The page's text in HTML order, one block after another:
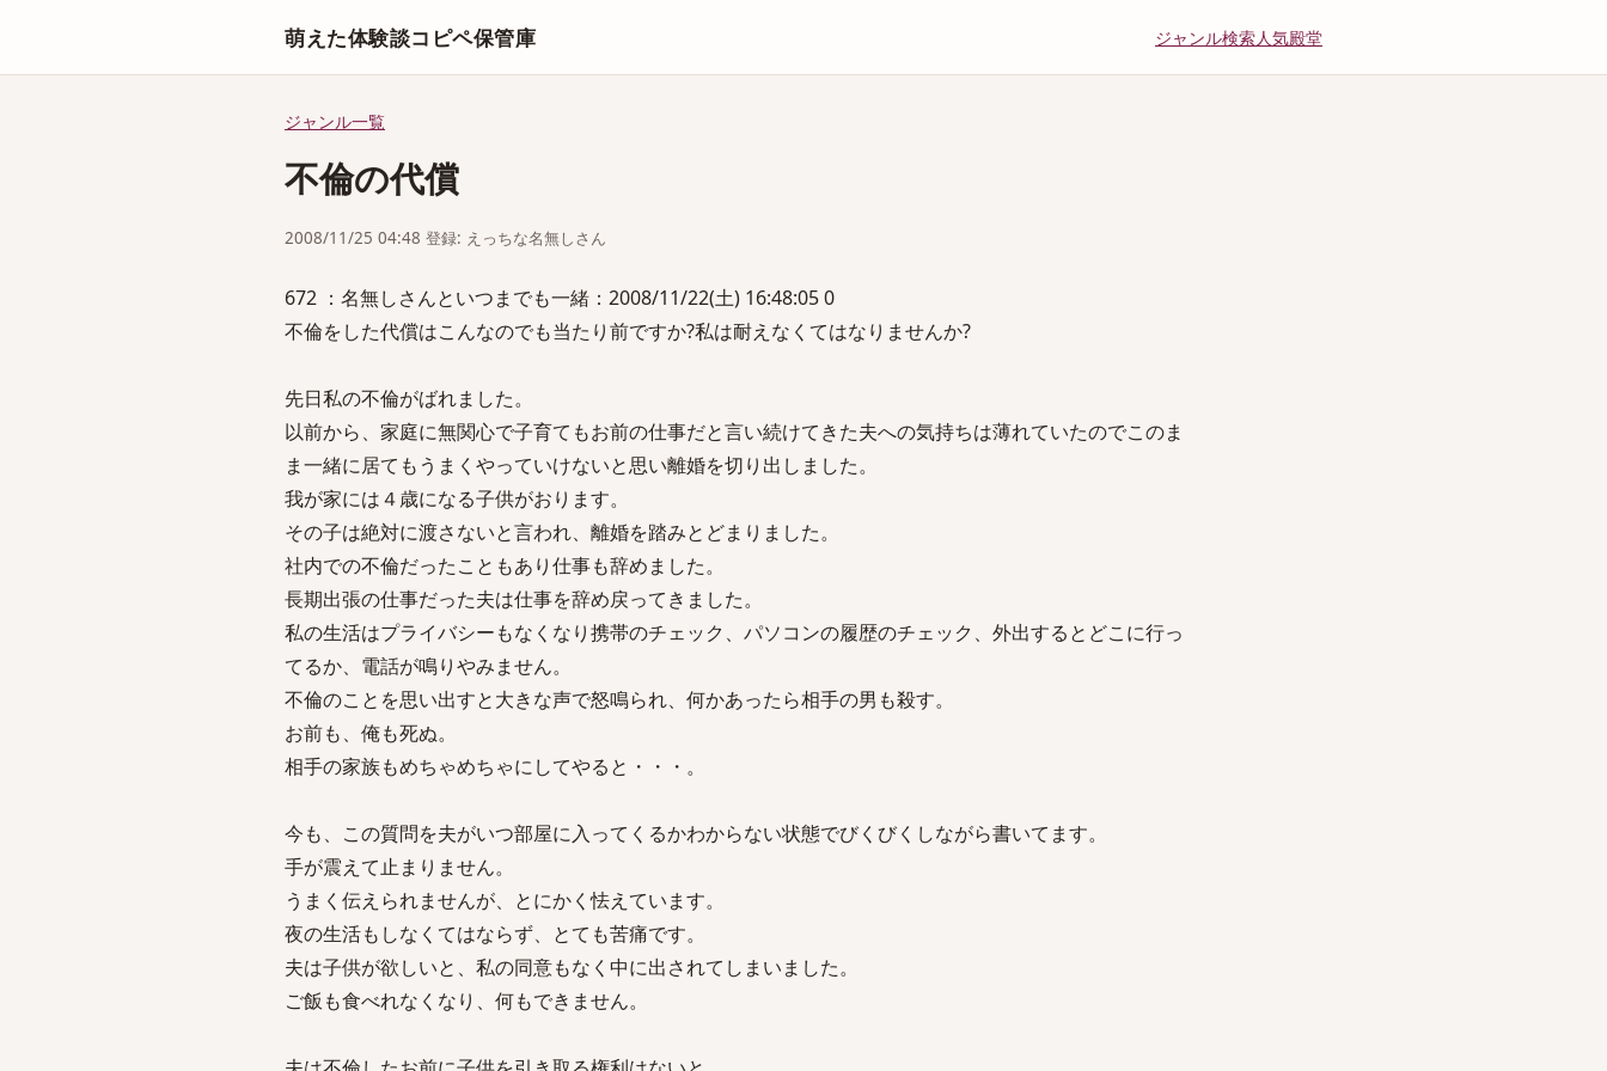
萌えた体験談コピペ保管庫 ジャンル検索人気殿堂
ジャンル一覧
不倫の代償
2008/11/25 04:48 登録: えっちな名無しさん
672 ：名無しさんといつまでも一緒：2008/11/22(土) 16:48:05 0
不倫をした代償はこんなのでも当たり前ですか?私は耐えなくてはなりませんか?
先日私の不倫がばれました。
以前から、家庭に無関心で子育てもお前の仕事だと言い続けてきた夫への気持ちは薄れていたのでこのま
ま一緒に居てもうまくやっていけないと思い離婚を切り出しました。
我が家には４歳になる子供がおります。
その子は絶対に渡さないと言われ、離婚を踏みとどまりました。
社内での不倫だったこともあり仕事も辞めました。
長期出張の仕事だった夫は仕事を辞め戻ってきました。
私の生活はプライバシーもなくなり携帯のチェック、パソコンの履歴のチェック、外出するとどこに行っ
てるか、電話が鳴りやみません。
不倫のことを思い出すと大きな声で怒鳴られ、何かあったら相手の男も殺す。
お前も、俺も死ぬ。
相手の家族もめちゃめちゃにしてやると・・・。
今も、この質問を夫がいつ部屋に入ってくるかわからない状態でびくびくしながら書いてます。
手が震えて止まりません。
うまく伝えられませんが、とにかく怯えています。
夜の生活もしなくてはならず、とても苦痛です。
夫は子供が欲しいと、私の同意もなく中に出されてしまいました。
ご飯も食べれなくなり、何もできません。